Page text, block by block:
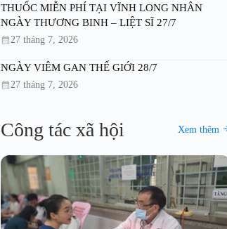
THUỐC MIỄN PHÍ TẠI VĨNH LONG NHÂN
NGÀY THƯƠNG BINH – LIỆT SĨ 27/7
27 tháng 7, 2026
NGÀY VIÊM GAN THẾ GIỚI 28/7
27 tháng 7, 2026
Công tác xã hội Xem thêm